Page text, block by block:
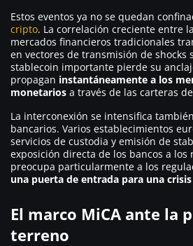
Estos eventos ya no se quedan
cripto. La correlación creciente entre
mercados financieros tradicionales
en vectores de transmisión de shocks
stablecoin importante pierde su
propagan instantáneamente a los
monetarios a través de las carteras
La interconexión se intensifica
bancarios. Varios establecimientos
servicios de custodia y emisión de
exposición directa de los bancos a los
preocupa particularmente a los
una puerta de entrada para una
El marco MiCA ante la
terreno